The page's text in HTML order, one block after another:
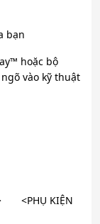
bạn
hoặc bộ
vào kỹ thuật
<PHỤ KIỆN